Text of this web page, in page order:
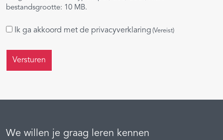
bestandsgrootte: 10 MB.
Instemming
Ik ga akkoord met de privacyverklaring (Vereist)
We willen je graag leren kennen